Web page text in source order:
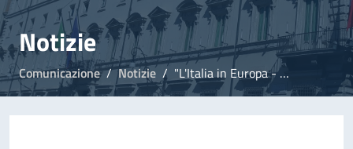
Notizie
Comunicazione Notizie "L'Italia in Europa - L'Europa in Italia", una mostra e un'app per i 60 anni dei Trattati di Roma